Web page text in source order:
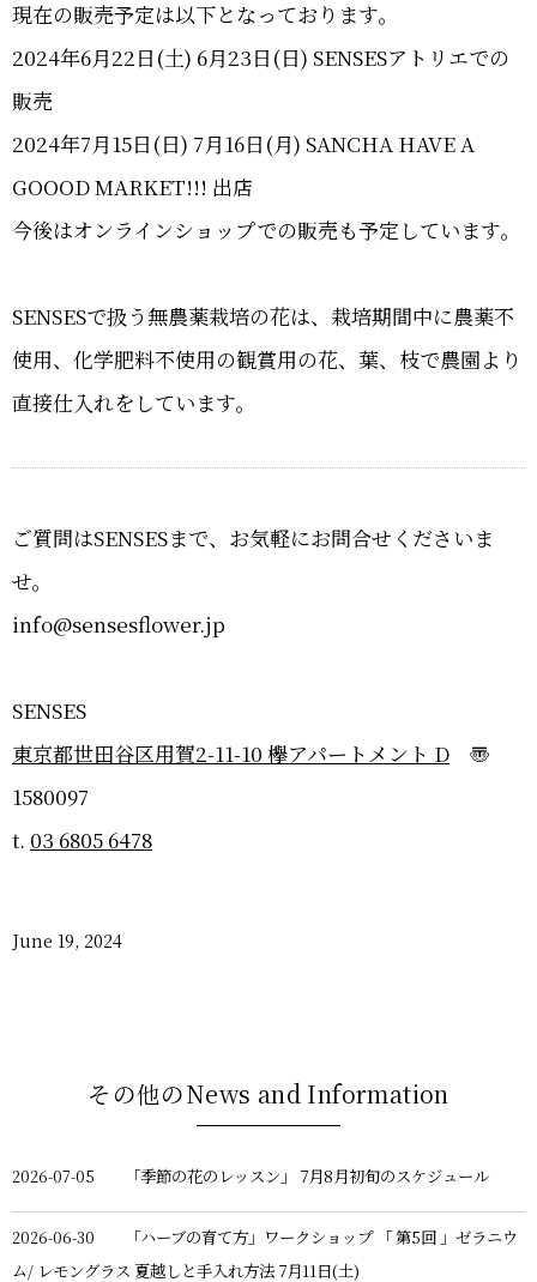
現在の販売予定は以下となっております。
2024年6月22日(土) 6月23日(日) SENSESアトリエでの
販売
2024年7月15日(日) 7月16日(月) SANCHA HAVE A
GOOOD MARKET!!! 出店
今後はオンラインショップでの販売も予定しています。
SENSESで扱う無農薬栽培の花は、栽培期間中に農薬不
使用、化学肥料不使用の観賞用の花、葉、枝で農園より
直接仕入れをしています。
ご質問はSENSESまで、お気軽にお問合せくださいま
せ。
info@sensesﬂower.jp
SENSES
東京都世田谷区用賀2-11-10 欅アパートメント D 〠
1580097
t. 03 6805 6478
June 19, 2024
その他のNews and Information
2026-07-05 「季節の花のレッスン」 7月8月初旬のスケジュール
2026-06-30
「ハーブの育て方」ワークショップ 「 第5回 」ゼラニウ
ム/ レモングラス 夏越しと手入れ方法 7月11日(土)